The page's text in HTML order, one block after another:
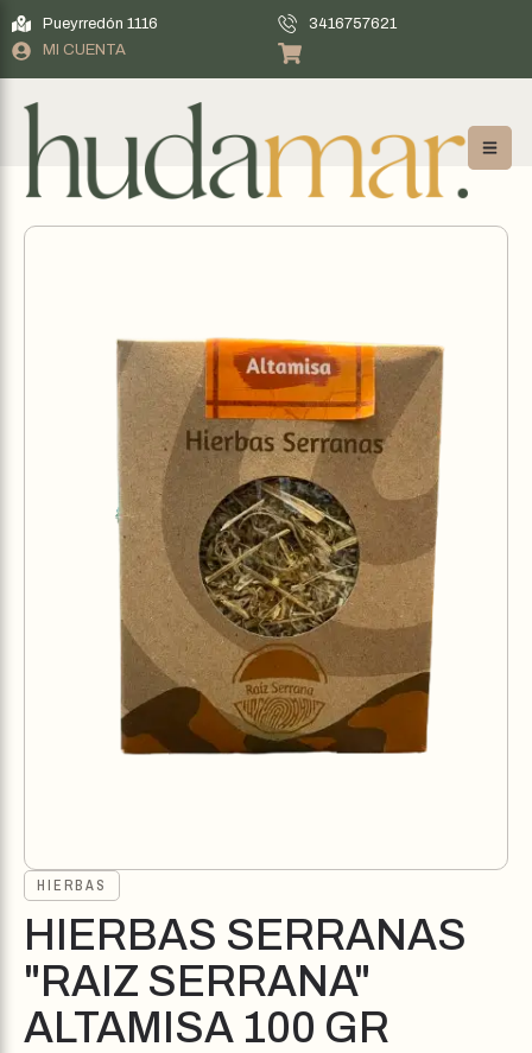
Pueyrredón 1116
3416757621
MI CUENTA
HIERBAS
HIERBAS SERRANAS
"RAIZ SERRANA"
ALTAMISA 100 GR